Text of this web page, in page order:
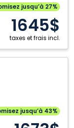
jusqu’à 27%
1645$
taxes et frais incl.
jusqu’à 43%